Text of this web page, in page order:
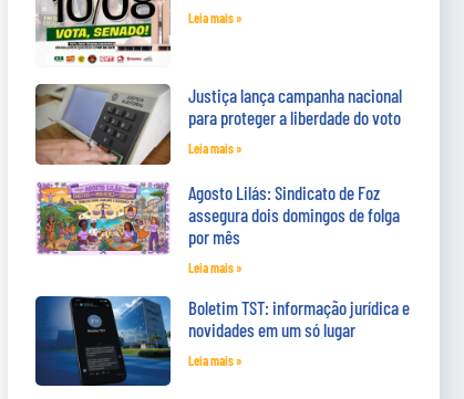
Leia mais »
Justiça lança campanha nacional
para proteger a liberdade do voto
Leia mais »
Agosto Lilás: Sindicato de Foz
assegura dois domingos de folga
por mês
Leia mais »
Boletim TST: informação jurídica e
novidades em um só lugar
Leia mais »